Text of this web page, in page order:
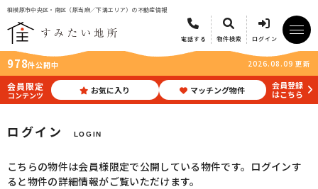
相模原市中央区・南区（原当麻／下溝エリア）の不動産情報
電話する 物件検索 ログイン
978件公開中 2026.08.09 更新
会員限定
コンテンツ お気に入り マッチング物件
会員登録
はこちら
ログイン LOGIN
こちらの物件は会員様限定で公開している物件です。ログインす
ると物件の詳細情報がご覧いただけます。